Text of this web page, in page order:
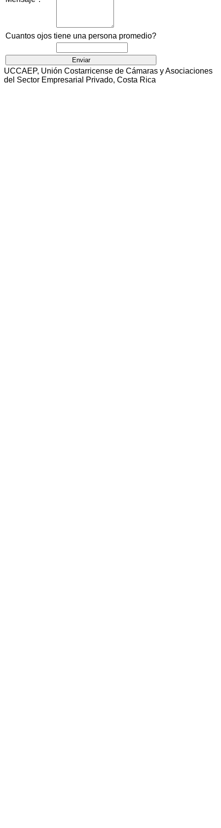
Cuantos ojos tiene una persona promedio?
UCCAEP, Unión Costarricense de Cámaras y Asociaciones
del Sector Empresarial Privado, Costa Rica